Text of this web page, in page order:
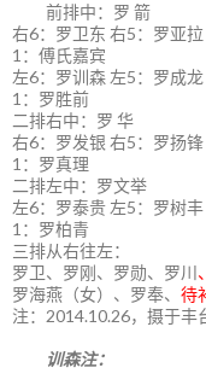
前排中：罗 箭
右6：罗卫东 右5：罗亚
1：傅氏嘉宾
左6：罗训森 左5：罗成
1：罗胜前
二排右中：罗 华
右6：罗发银 右5：罗扬
1：罗真理
二排左中：罗文举
左6：罗泰贵 左5：罗树丰
1：罗柏青
三排从右往左：
罗卫、罗刚、罗勋、罗川 、
罗海燕（女）、罗奉、 待
注：2014.10.26，摄于丰
训森注：